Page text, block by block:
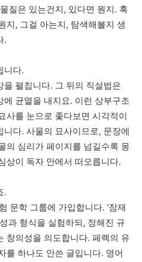
물질은 있는건지, 있다면 뭔지. 혹
지, 그걸 아는지, 탐색해볼지 생
.
니다.
을 펼칩니다. 그 뒤의 직설법은
에 균열을 내지요. 이런 상부구조
사를 눈으로 좇다보면 시각적이
니다. 사물의 묘사이므로, 문장에
의 심리가 페이지를 넘길수록 몽
상이 독자 안에서 떠오릅니다.
.
문학 그룹에 가입합니다. '잠재
과 형식을 실험하되, 정해진 규
창의성을 의도합니다. 페렉의 유
를 하나도 안쓴 글입니다. 영어